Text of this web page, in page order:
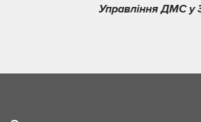
Управління ДМС у